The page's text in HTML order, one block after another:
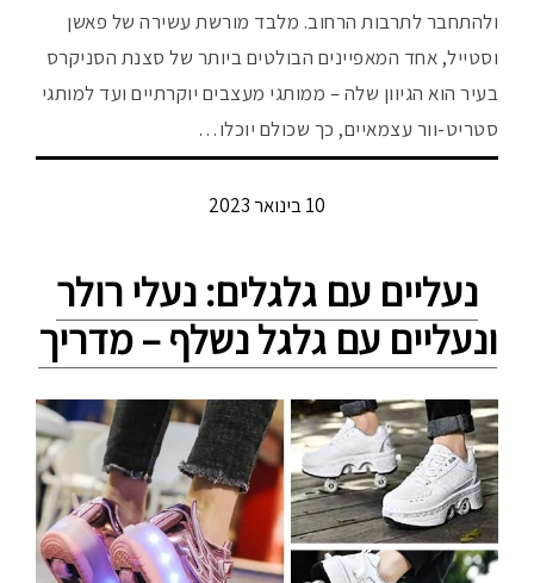
ולהתחבר לתרבות הרחוב. מלבד מורשת עשירה של פאשן
וסטייל, אחד המאפיינים הבולטים ביותר של סצנת הסניקרס
בעיר הוא הגיוון שלה – ממותגי מעצבים יוקרתיים ועד למותגי
סטריט-וור עצמאיים, כך שכולם יוכלו…
10 בינואר 2023
נעליים עם גלגלים: נעלי רולר
ונעליים עם גלגל נשלף – מדריך